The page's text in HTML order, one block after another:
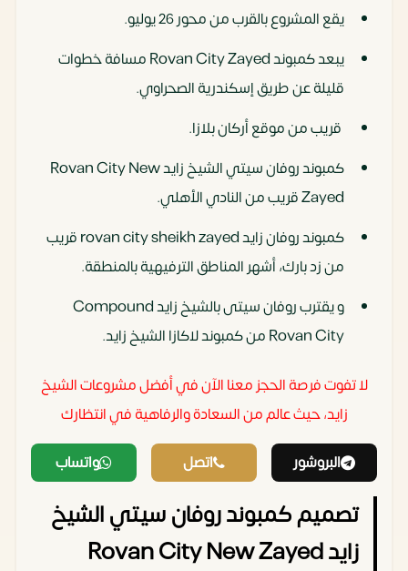
يقع المشروع بالقرب من محور 26 يوليو.
يبعد كمبوند Rovan City Zayed مسافة خطوات
قليلة عن طريق إسكندرية الصحراوي.
قريب من موقع أركان بلازا.
كمبوند روفان سيتي الشيخ زايد Rovan City New
Zayed قريب من النادي الأهلي.
كمبوند روفان زايد rovan city sheikh zayed قريب
من زد بارك، أشهر المناطق الترفيهية بالمنطقة.
و يقترب روفان سيتى بالشيخ زايد Compound
Rovan City من كمبوند لاكازا الشيخ زايد.
لا تفوت فرصة الحجز معنا الآن في أفضل مشروعات الشيخ
زايد، حيث عالم من السعادة والرفاهية في انتظارك
البروشور اتصل واتساب
تصميم كمبوند روفان سيتي الشيخ
زايد Rovan City New Zayed